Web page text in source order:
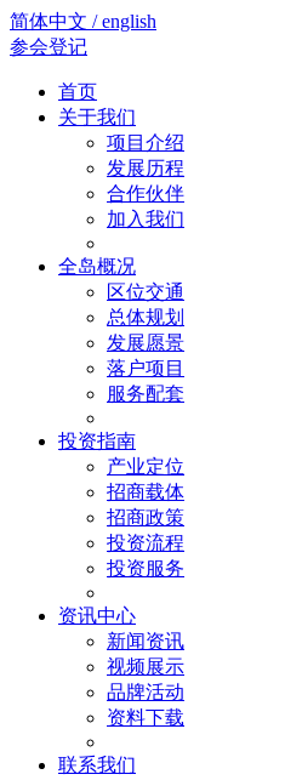
简体中文 / english
参会登记
首页
关于我们
项目介绍
发展历程
合作伙伴
加入我们
全岛概况
区位交通
总体规划
发展愿景
落户项目
服务配套
投资指南
产业定位
招商载体
招商政策
投资流程
投资服务
资讯中心
新闻资讯
视频展示
品牌活动
资料下载
联系我们